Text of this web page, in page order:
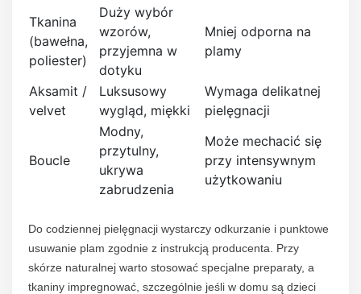
Tkanina
(bawełna,
poliester)
Duży wybór
wzorów,
przyjemna w
dotyku
Mniej odporna na
plamy
Aksamit /
velvet
Luksusowy
wygląd, miękki
Wymaga delikatnej
pielęgnacji
Boucle
Modny,
przytulny,
ukrywa
zabrudzenia
Może mechacić się
przy intensywnym
użytkowaniu
Do codziennej pielęgnacji wystarczy odkurzanie i punktowe
usuwanie plam zgodnie z instrukcją producenta. Przy
skórze naturalnej warto stosować specjalne preparaty, a
tkaniny impregnować, szczególnie jeśli w domu są dzieci